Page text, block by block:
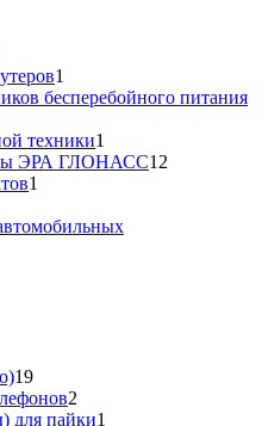
1
товар
бесперебойного питания
техники1
товар
ЭРА ГЛОНАСС12
1
1919
товаров
2
товара
для пайки1